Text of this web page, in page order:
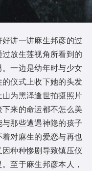
讲一讲麻生邦彦的过
放生莲视角所看到的
一边是幼年时与少女
仪式上收下她的头发
为黑泽逢世拍摄照片
来的命运都不怎么美
那些遭遇神隐的孩子
对麻生的爱恋与再也
种种惨剧导致镇压仪
至于麻生邦彦本人，